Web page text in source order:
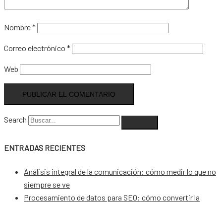
Nombre*
Correo electrónico *
Web
Search
ENTRADAS RECIENTES
Análisis integral de la comunicación: cómo medir lo que no
siempre se ve
Procesamiento de datos para SEO: cómo convertir la